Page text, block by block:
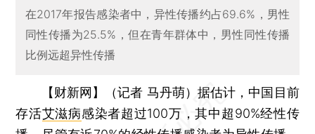
在2017年报告感染者中，异性传播约占69.6%，男性
同性传播为25.5%，但在青年群体中，男性同性传播
比例远超异性传播
【财新网】（记者 马丹萌） 据估计，中国目前
存活艾滋病感染者超过100万，其中超90%经性传